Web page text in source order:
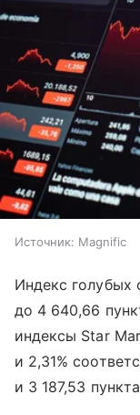
Источник: Magnific
Индекс голубых
до 4 640,66
индексы Star
и 2,31%
и 3 187,53